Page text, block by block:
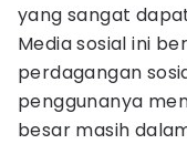
yang sangat
Media sosial ini
perdagangan
penggunanya
besar masih